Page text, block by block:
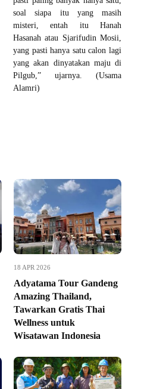
soal siapa itu yang masih
misteri, entah itu Hanah
Hasanah atau Sjarifudin Mosii,
yang pasti hanya satu calon lagi
yang akan dinyatakan maju di
Pilgub,” ujarnya. (Usama
Alamri)
18 APR 2026
Adyatama Tour Gandeng
Amazing Thailand,
Tawarkan Gratis Thai
Wellness untuk
Wisatawan Indonesia